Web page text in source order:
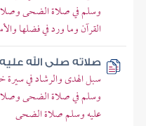
وسلم في صلاة الضحى وصلاة
القرآن وما ورد في فضلها
صلاته صلى الله
سبل الهدى والرشاد في سيرة
وسلم في صلاة الضحى وصلاة
عليه وسلم صلاة الضحى